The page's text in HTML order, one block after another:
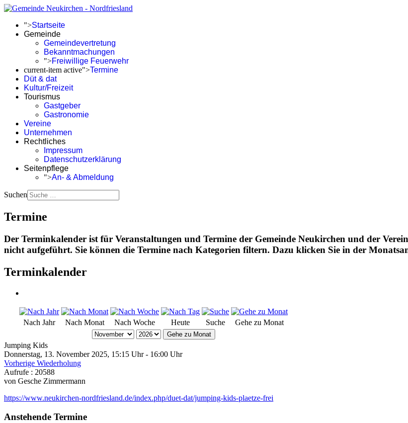
">Startseite
Gemeinde
Gemeindevertretung
Bekanntmachungen
">Freiwillige Feuerwehr
current-item active">Termine
Düt & dat
Kultur/Freizeit
Tourismus
Gastgeber
Gastronomie
Vereine
Unternehmen
Rechtliches
Impressum
Datenschutzerklärung
Seitenpflege
">An- & Abmeldung
Suchen
Termine
Der Terminkalender ist für Veranstaltungen und Termine der Gemeinde Neukirchen und der
nicht aufgeführt. Sie können die Termine nach Kategorien filtern. Dazu klicken Sie in der
Terminkalender
Nach Jahr Nach Monat Nach Woche Heute Suche Gehe zu Monat
Gehe zu Monat
Jumping Kids
Donnerstag, 13. November 2025, 15:15 Uhr - 16:00 Uhr
Vorherige Wiederholung
Aufrufe : 20588
von Gesche Zimmermann
https://www.neukirchen-nordfriesland.de/index.php/duet-dat/jumping-kids-plaetze-frei
Anstehende Termine